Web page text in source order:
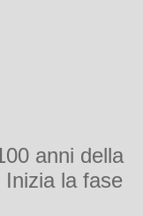
anni della
la fase